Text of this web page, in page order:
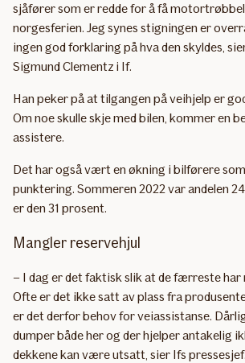
sjåfører som er redde for å få
norgesferien. Jeg synes stigningen er
ingen god forklaring på hva den skyldes,
Sigmund Clementz i If.
Han peker på at tilgangen på veihjelp er
Om noe skulle skje med bilen, kommer en
assistere.
Det har også vært en økning i bilførere
punktering. Sommeren 2022 var andelen
er den 31 prosent.
Mangler reservehjul
– I dag er det faktisk slik at de færreste har
Ofte er det ikke satt av plass fra
er det derfor behov for veiassistanse.
dumper både her og der hjelper antakelig
dekkene kan være utsatt, sier Ifs pressesjef.